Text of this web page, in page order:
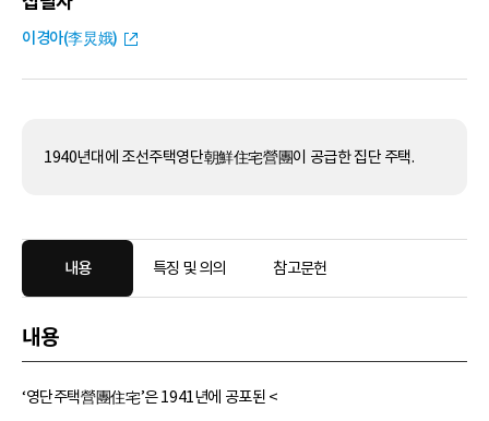
이경아(李炅娥)
1940년대에 조선주택영단朝鮮住宅營團이 공급한 집단 주택.
내용 특징 및 의의 참고문헌
내용
‘영단주택營團住宅’은 1941년에 공포된 <